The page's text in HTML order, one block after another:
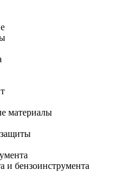
материалы
и бензоинструмента